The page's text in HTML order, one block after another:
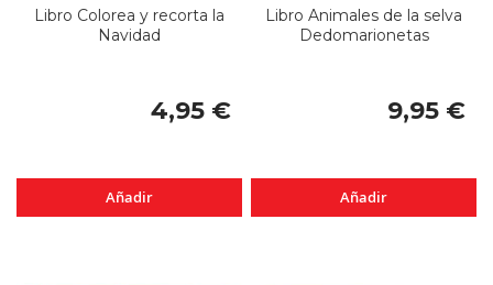
Libro Colorea y recorta la
Navidad
4,95 €
Añadir
Libro Animales de la selva
Dedomarionetas
9,95 €
Añadir